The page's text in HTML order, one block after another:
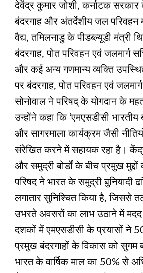
देवेंद्र कुमार जोशी, कर्नाटक
बंदरगाह और अंतर्देशीय जल परिवहन
वैद्य, तमिलनाडु के पीडब्ल्यूडी मंत्री
बंदरगाह, पोत परिवहन एवं जलमार्ग
और कई अन्य गणमान्य व्यक्ति
पर बंदरगाह, पोत परिवहन एवं
सोनोवाल ने परिषद् के योगदान के
उन्होंने कहा कि ‘एमएसडीसी
और सागरमाला कार्यक्रम जैसी
संरेखित करने में सहायक रहा है।
और समुद्री बोर्डों के बीच प्रमुख
परिषद ने भारत के समुद्री बुनियादी
लगातार सुनिश्चित किया है, जिससे
उभरते अवसरों का लाभ उठाने में मदद
दशकों में एमएसडीसी के प्रयासों ने
प्रमुख बंदरगाहों के विकास को सुगम
भारत के वार्षिक माल का 50% से